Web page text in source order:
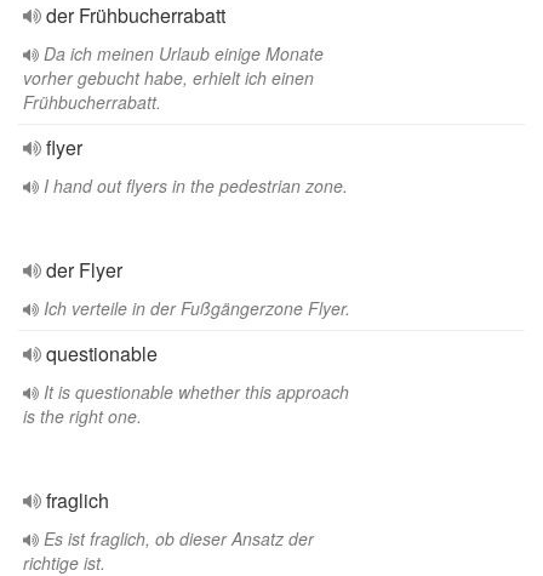
der Frühbucherrabatt
Da ich meinen Urlaub einige Monate
vorher gebucht habe, erhielt ich einen
Frühbucherrabatt.
flyer
I hand out flyers in the pedestrian zone.
der Flyer
Ich verteile in der Fußgängerzone Flyer.
questionable
It is questionable whether this approach
is the right one.
fraglich
Es ist fraglich, ob dieser Ansatz der
richtige ist.